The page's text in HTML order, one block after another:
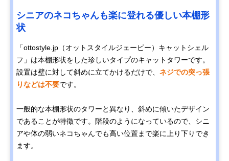
シニアのネコちゃんも楽に登れる優しい本棚形
状
「ottostyle.jp（オットスタイルジェーピー）キャットシェル
フ」は本棚形状をした珍しいタイプのキャットタワーです。
設置は壁に対して斜めに立てかけるだけで、 ネジでの突っ張
りなどは不要です。
一般的な本棚形状のタワーと異なり、斜めに傾いたデザイン
であることが特徴です。階段のようになっているので、シニ
アや体の弱いネコちゃんでも高い位置まで楽に上り下りでき
ます。